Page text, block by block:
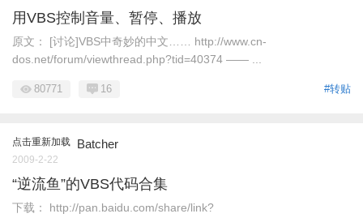
用VBS控制音量、暂停、播放
原文： [讨论]VBS中奇妙的中文…… http://www.cn-
dos.net/forum/viewthread.php?tid=40374 —— ...
#转贴
80771 16
点击重新加载 Batcher
2009-2-22
“逆流鱼”的VBS代码合集
下载： http://pan.baidu.com/share/link?